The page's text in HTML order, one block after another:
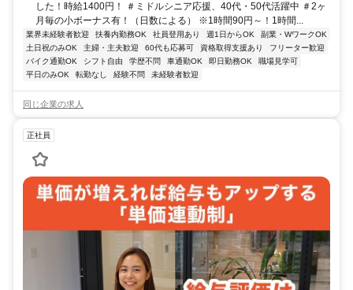
した！時給1400円！ ＃ミドルシニア応援、40代・50代活躍中 ＃2ヶ
月毎の小ボーナス有！（日数による） ※1時間90円～！1時間...
業界未経験者歓迎 扶養内勤務OK 社員登用あり 週1日からOK
副業・WワークOK
土日祝のみOK
主婦・主夫歓迎 60代も応募可 資格取得支援あり
フリーター歓迎
バイク通勤OK
シフト自由 学歴不問 車通勤OK 即日勤務OK
職場見学可
平日のみOK
転勤なし 経験不問 未経験者歓迎
同じ企業の求人
正社員